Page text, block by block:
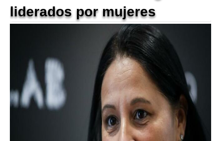
liderados por mujeres